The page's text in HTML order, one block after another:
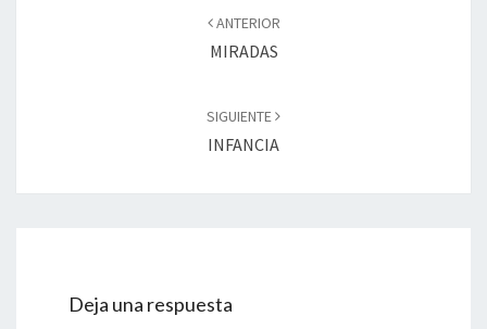
ANTERIOR
MIRADAS
SIGUIENTE
INFANCIA
Deja una respuesta